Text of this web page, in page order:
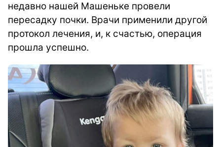
недавно нашей Машеньке провели
пересадку почки. Врачи применили другой
протокол лечения, и, к счастью, операция
прошла успешно.